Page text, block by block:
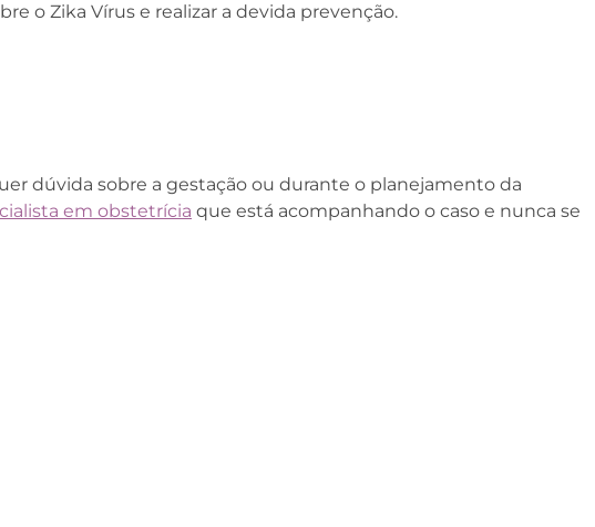
o Zika Vírus e realizar a devida prevenção.
dúvida sobre a gestação ou durante o planejamento da
em obstetrícia que está acompanhando o caso e nunca se